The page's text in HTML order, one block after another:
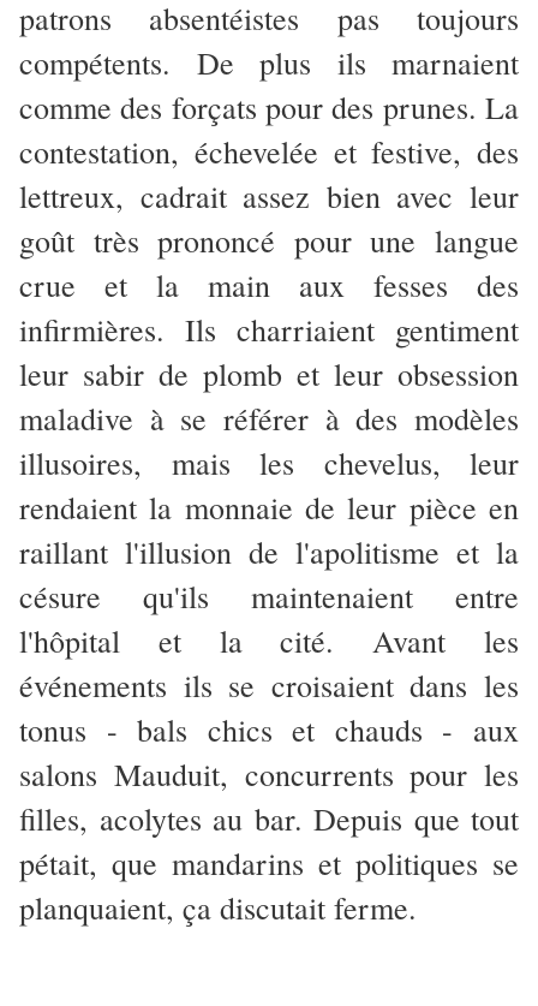
patrons absentéistes pas toujours
compétents. De plus ils marnaient
comme des forçats pour des prunes. La
contestation, échevelée et festive, des
lettreux, cadrait assez bien avec leur
goût très prononcé pour une langue
crue et la main aux fesses des
infirmières. Ils charriaient gentiment
leur sabir de plomb et leur obsession
maladive à se référer à des modèles
illusoires, mais les chevelus, leur
rendaient la monnaie de leur pièce en
raillant l'illusion de l'apolitisme et la
césure qu'ils maintenaient entre
l'hôpital et la cité. Avant les
événements ils se croisaient dans les
tonus - bals chics et chauds - aux
salons Mauduit, concurrents pour les
filles, acolytes au bar. Depuis que tout
pétait, que mandarins et politiques se
planquaient, ça discutait ferme.